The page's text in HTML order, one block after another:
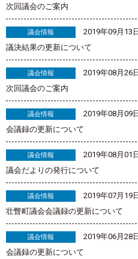
次回議会のご案内
議会情報
2019年09月13日
議決結果の更新について
議会情報
2019年08月26日
次回議会のご案内
議会情報
2019年08月09日
会議録の更新について
議会情報
2019年08月01日
議会だよりの発行について
議会情報
2019年07月19日
壮瞥町議会会議録の更新について
議会情報
2019年06月28日
会議録の更新について